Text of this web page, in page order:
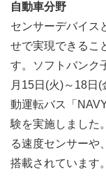
自動車分野
センサーデバイス
せで実現できるこ
す。ソフトバンク
月15日(火)～18日
動運転バス「
験を実施しました
る速度センサーや
搭載されています。